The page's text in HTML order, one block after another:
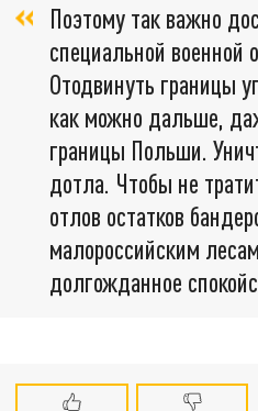
Поэтому так важно
специальной военной
Отодвинуть границы
как можно дальше,
границы Польши.
дотла. Чтобы не
отлов остатков
малороссийским
долгожданное